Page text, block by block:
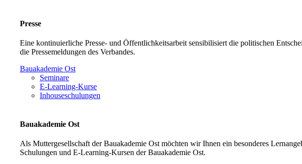
Presse
Eine kontinuierliche Presse- und Öffentlichkeitsarbeit sensibilisiert die politischen
die Pressemeldungen des Verbandes.
Bauakademie Ost
Seminare
E-Learning-Kurse
Inhouseschulungen
Bauakademie Ost
Als Muttergesellschaft der Bauakademie Ost möchten wir Ihnen ein besonderes
Schulungen und E-Learning-Kursen der Bauakademie Ost.